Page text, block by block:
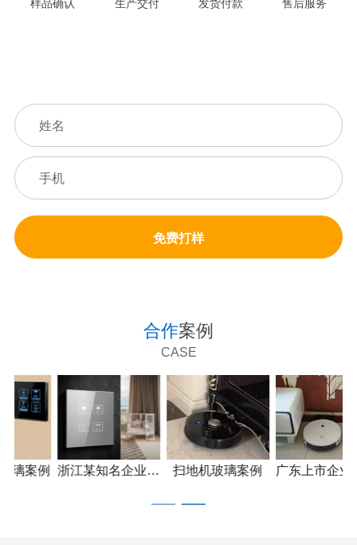
样品确认 生产交付 发货付款 售后服务
免费打样
合作案例
CASE
深圳xx企业产品应用 安防监控玻璃案例 开关面板玻璃案例